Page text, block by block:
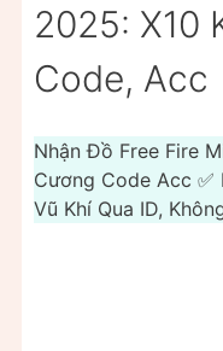
2025: X10
Code, Acc
Nhận Đồ Free Fire
Cương Code Acc ✅
Vũ Khí Qua ID,